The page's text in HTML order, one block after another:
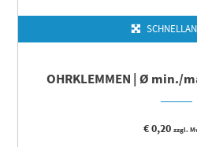
OHRKLEMMEN | Ø min./
€0,20 zzgl.